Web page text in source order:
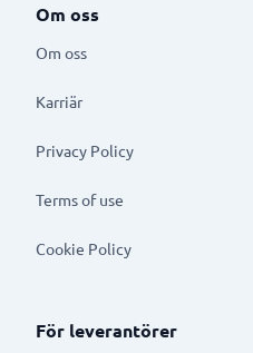
Om oss
Om oss
Karriär
Privacy Policy
Terms of use
Cookie Policy
För leverantörer